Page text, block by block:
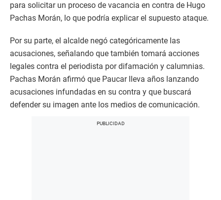
para solicitar un proceso de vacancia en contra de Hugo
Pachas Morán, lo que podría explicar el supuesto ataque.
Por su parte, el alcalde negó categóricamente las
acusaciones, señalando que también tomará acciones
legales contra el periodista por difamación y calumnias.
Pachas Morán afirmó que Paucar lleva años lanzando
acusaciones infundadas en su contra y que buscará
defender su imagen ante los medios de comunicación.